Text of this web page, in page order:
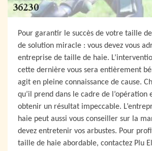
Pour garantir le succès de votre taille
de solution miracle : vous devez vous
entreprise de taille de haie.
cette dernière vous sera entièrement
agit en pleine connaissance de cause.
qu’il prend dans le cadre de l’opération
obtenir un résultat impeccable.
haie peut aussi vous conseiller sur la
devez entretenir vos arbustes. Pour
taille de haie abordable, contactez Plu